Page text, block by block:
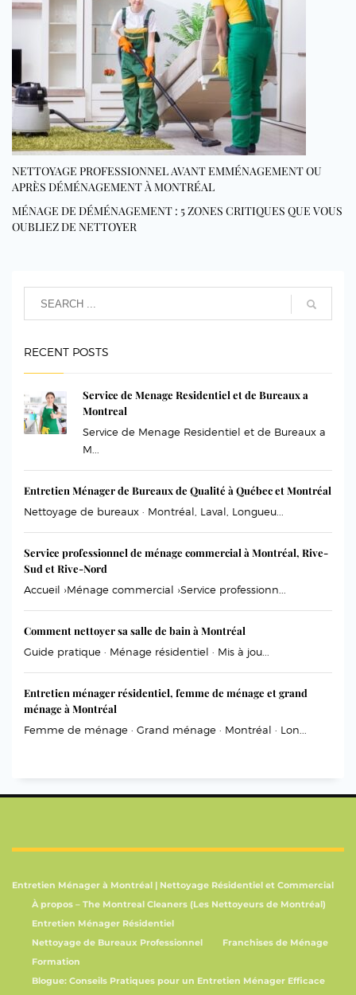
NETTOYAGE PROFESSIONNEL AVANT EMMÉNAGEMENT OU
APRÈS DÉMÉNAGEMENT À MONTRÉAL
MÉNAGE DE DÉMÉNAGEMENT : 5 ZONES CRITIQUES QUE VOUS
OUBLIEZ DE NETTOYER
RECENT POSTS
Service de Menage Residentiel et de Bureaux a
Montreal
Service de Menage Residentiel et de Bureaux a
M...
Entretien Ménager de Bureaux de Qualité à Québec et Montréal
Nettoyage de bureaux · Montréal, Laval, Longueu...
Service professionnel de ménage commercial à Montréal, Rive-
Sud et Rive-Nord
Accueil ›Ménage commercial ›Service professionn...
Comment nettoyer sa salle de bain à Montréal
Guide pratique · Ménage résidentiel · Mis à jou...
Entretien ménager résidentiel, femme de ménage et grand
ménage à Montréal
Femme de ménage · Grand ménage · Montréal · Lon...
Entretien Ménager à Montréal | Nettoyage Résidentiel et Commercial
À propos – The Montreal Cleaners (Les Nettoyeurs de Montréal)
Entretien Ménager Résidentiel
Nettoyage de Bureaux Professionnel
Franchises de Ménage
Formation
Blogue: Conseils Pratiques pour un Entretien Ménager Efficace